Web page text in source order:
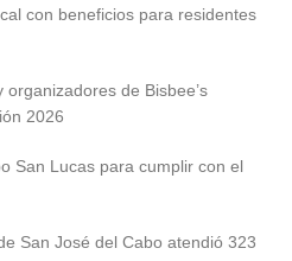
con beneficios para residentes
de Bisbee’s
2026
San Lucas para cumplir con el
San José del Cabo atendió 323